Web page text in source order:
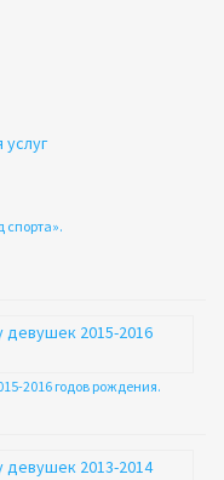
спорта».
2016 годов рождения.